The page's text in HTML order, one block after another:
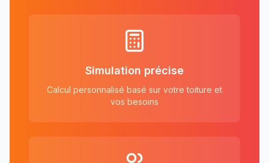
Simulation précise
Calcul personnalisé basé sur votre toiture et
vos besoins